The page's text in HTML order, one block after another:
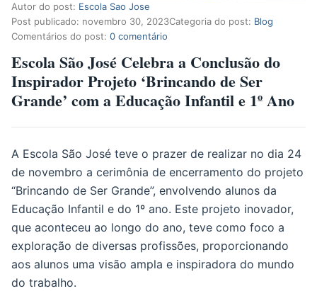
Autor do post: Escola Sao Jose
Post publicado: novembro 30, 2023Categoria do post: Blog
Comentários do post: 0 comentário
Escola São José Celebra a Conclusão do
Inspirador Projeto ‘Brincando de Ser
Grande’ com a Educação Infantil e 1º Ano
A Escola São José teve o prazer de realizar no dia 24
de novembro a cerimônia de encerramento do projeto
“Brincando de Ser Grande”, envolvendo alunos da
Educação Infantil e do 1º ano. Este projeto inovador,
que aconteceu ao longo do ano, teve como foco a
exploração de diversas profissões, proporcionando
aos alunos uma visão ampla e inspiradora do mundo
do trabalho.